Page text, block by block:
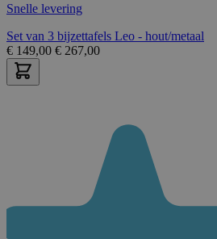
Snelle levering
Set van 3 bijzettafels Leo - hout/metaal
€ 149,00 € 267,00